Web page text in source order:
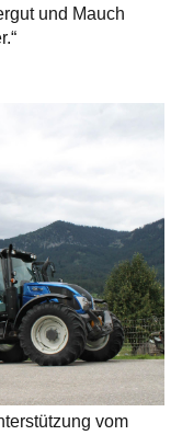
und Mauch
vom